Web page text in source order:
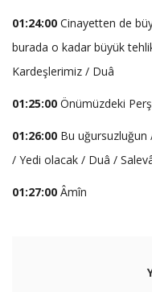
01:24:00 Cinayetten de
burada o kadar büyük
Kardeşlerimiz / Duâ
01:25:00 Önümüzdeki
01:26:00 Bu uğursuzluğun
/ Yedi olacak / Duâ /
01:27:00 Âmîn